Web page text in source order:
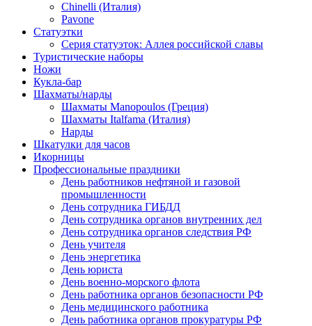
Chinelli (Италия)
Pavone
Статуэтки
Серия статуэток: Аллея российской славы
Туристические наборы
Ножи
Кукла-бар
Шахматы/нарды
Шахматы Manopoulos (Греция)
Шахматы Italfama (Италия)
Нарды
Шкатулки для часов
Икорницы
Профессиональные праздники
День работников нефтяной и газовой
промышленности
День сотрудника ГИБДД
День сотрудника органов внутренних дел
День сотрудника органов следствия РФ
День учителя
День энергетика
День юриста
День военно-морского флота
День работника органов безопасности РФ
День медицинского работника
День работника органов прокуратуры РФ